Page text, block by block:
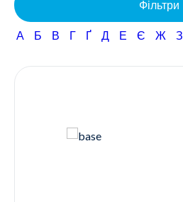
Гінекологія
Кар'єра Фільтри
А Б В Г Ґ Д Е Є Ж З